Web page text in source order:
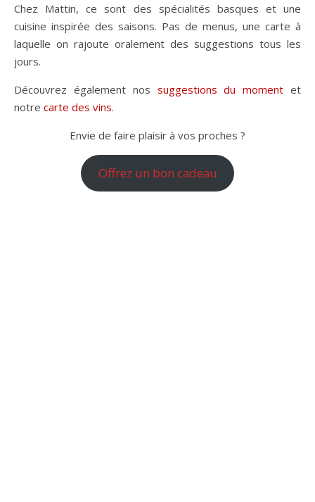
Chez Mattin, ce sont des spécialités basques et une
cuisine inspirée des saisons. Pas de menus, une carte à
laquelle on rajoute oralement des suggestions tous les
jours.
Découvrez également nos suggestions du moment et
notre carte des vins.
Envie de faire plaisir à vos proches ?
Offrez un bon cadeau